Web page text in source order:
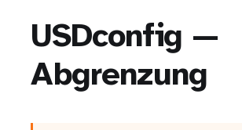
USDconfig —
Abgrenzung